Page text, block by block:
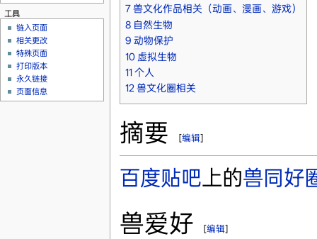
7 兽文化作品相关（动画、漫画、游戏）
8 自然生物
9 动物保护
10 虚拟生物
11 个人
12 兽文化圈相关
摘要 [编辑]
百度贴吧上的兽同好
兽爱好 [编辑]
工具
链入页面
相关更改
特殊页面
打印版本
永久链接
页面信息